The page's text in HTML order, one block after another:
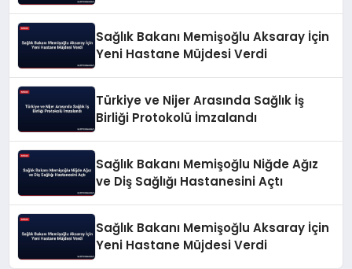
Sağlık Bakanı Memişoğlu Aksaray İçin
Yeni Hastane Müjdesi Verdi
Türkiye ve Nijer Arasında Sağlık İş
Birliği Protokolü İmzalandı
Sağlık Bakanı Memişoğlu Niğde Ağız
ve Diş Sağlığı Hastanesini Açtı
Sağlık Bakanı Memişoğlu Aksaray İçin
Yeni Hastane Müjdesi Verdi